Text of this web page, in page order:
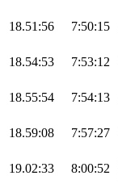
18.51:56 7:50:15
18.54:53 7:53:12
18.55:54 7:54:13
18.59:08 7:57:27
19.02:33 8:00:52